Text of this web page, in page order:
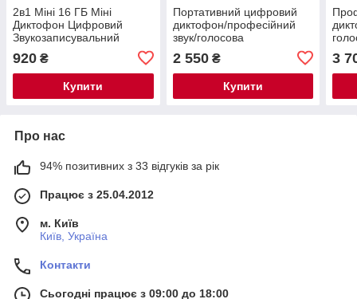
2в1 Міні 16 ГБ Міні
Диктофон Цифровий
Звукозаписувальний
накопичувач
920 ₴
Купити
Портативний цифровий
диктофон/професійний
звук/голосова
2 550₴
Купити
3
Про нас
94% позитивних з 33 відгуків за рік
Працює з 25.04.2012
м. Київ
Київ, Україна
Контакти
Сьогодні працює з 09:00 до 18:00